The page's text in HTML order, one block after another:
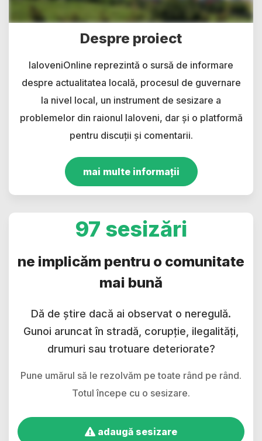
Despre proiect
IaloveniOnline reprezintă o sursă de informare
despre actualitatea locală, procesul de guvernare
la nivel local, un instrument de sesizare a
problemelor din raionul Ialoveni, dar și o platformă
pentru discuții și comentarii.
mai multe informații
97 sesizări
ne implicăm pentru o comunitate
mai bună
Dă de știre dacă ai observat o neregulă.
Gunoi aruncat în stradă, corupție, ilegalități,
drumuri sau trotuare deteriorate?
Pune umărul să le rezolvăm pe toate rând pe rând.
Totul începe cu o sesizare.
adaugă sesizare